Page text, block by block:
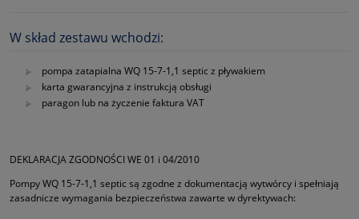
W skład zestawu wchodzi:
pompa zatapialna WQ 15-7-1,1 septic z pływakiem
karta gwarancyjna z instrukcją obsługi
paragon lub na życzenie faktura VAT
DEKLARACJA ZGODNOŚCI WE 01 i 04/2010
Pompy WQ 15-7-1,1 septic są zgodne z dokumentacją wytwórcy i spełniają
zasadnicze wymagania bezpieczeństwa zawarte w dyrektywach: